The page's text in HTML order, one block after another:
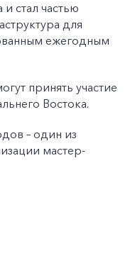
стал частью
для
ежегодным
принять участие
Востока.
– один из
мастер-